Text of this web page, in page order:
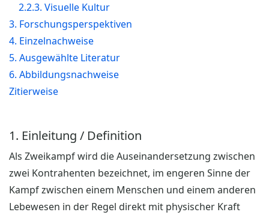
2.2.3. Visuelle Kultur
3. Forschungsperspektiven
4. Einzelnachweise
5. Ausgewählte Literatur
6. Abbildungsnachweise
Zitierweise
1. Einleitung / Definition
Als Zweikampf wird die Auseinandersetzung zwischen
zwei Kontrahenten bezeichnet, im engeren Sinne der
Kampf zwischen einem Menschen und einem anderen
Lebewesen in der Regel direkt mit physischer Kraft